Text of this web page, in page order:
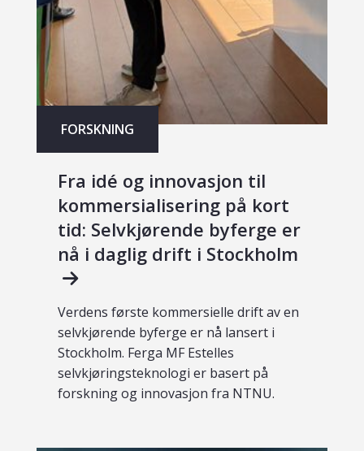
FORSKNING
Fra idé og innovasjon til
kommersialisering på kort
tid: Selvkjørende byferge er
nå i daglig drift i Stockholm
Verdens første kommersielle drift av en
selvkjørende byferge er nå lansert i
Stockholm. Ferga MF Estelles
selvkjøringsteknologi er basert på
forskning og innovasjon fra NTNU.